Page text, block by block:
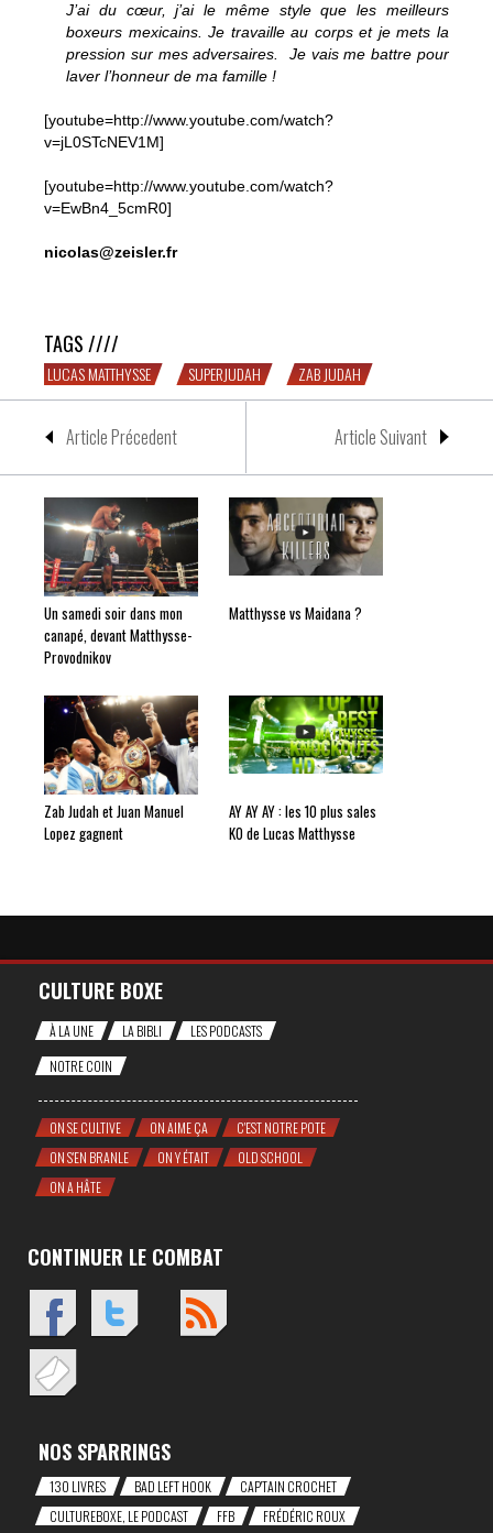
J’ai du cœur, j’ai le même style que les meilleurs
boxeurs mexicains. Je travaille au corps et je mets la
pression sur mes adversaires. Je vais me battre pour
laver l’honneur de ma famille !
[youtube=http://www.youtube.com/watch?
v=jL0STcNEV1M]
[youtube=http://www.youtube.com/watch?
v=EwBn4_5cmR0]
nicolas@zeisler.fr
TAGS ////
LUCAS MATTHYSSE SUPERJUDAH ZAB JUDAH
Article Précedent Article Suivant
Un samedi soir dans mon
canapé, devant Matthysse-
Provodnikov
Matthysse vs Maidana ?
Zab Judah et Juan Manuel
Lopez gagnent
AY AY AY : les 10 plus sales
KO de Lucas Matthysse
CULTURE BOXE
À LA UNE LA BIBLI
LES PODCASTS
NOTRE COIN
ON SE CULTIVE ON AIME ÇA
C'EST NOTRE POTE
ON S'EN BRANLE
ON Y ÉTAIT
OLD SCHOOL
ON A HÂTE
CONTINUER LE COMBAT
NOS SPARRINGS
130 LIVRES BAD LEFT HOOK
CAP'TAIN CROCHET
CULTUREBOXE, LE PODCAST
FFB FRÉDÉRIC ROUX